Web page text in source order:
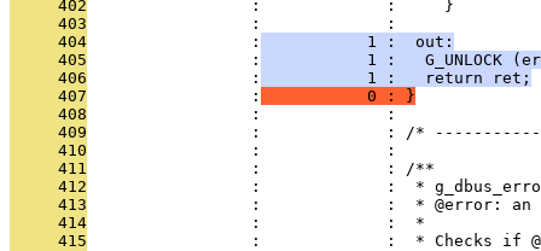
     402
                 :             :     }
     403
                 :             :
     404
                 :
           1 :  out:
     405
                 :
1 :   G_UNLOCK
     406
                 :
           1 :   return ret;
     407
                 :
           0 : }
     408
                 :             :
     409
:             : /*
     410
                 :             :
     411
                 :             : /**
     412
:             :  *
     413
:             :  * @error: an
     414
                 :             :  *
     415
:             :  * Checks if